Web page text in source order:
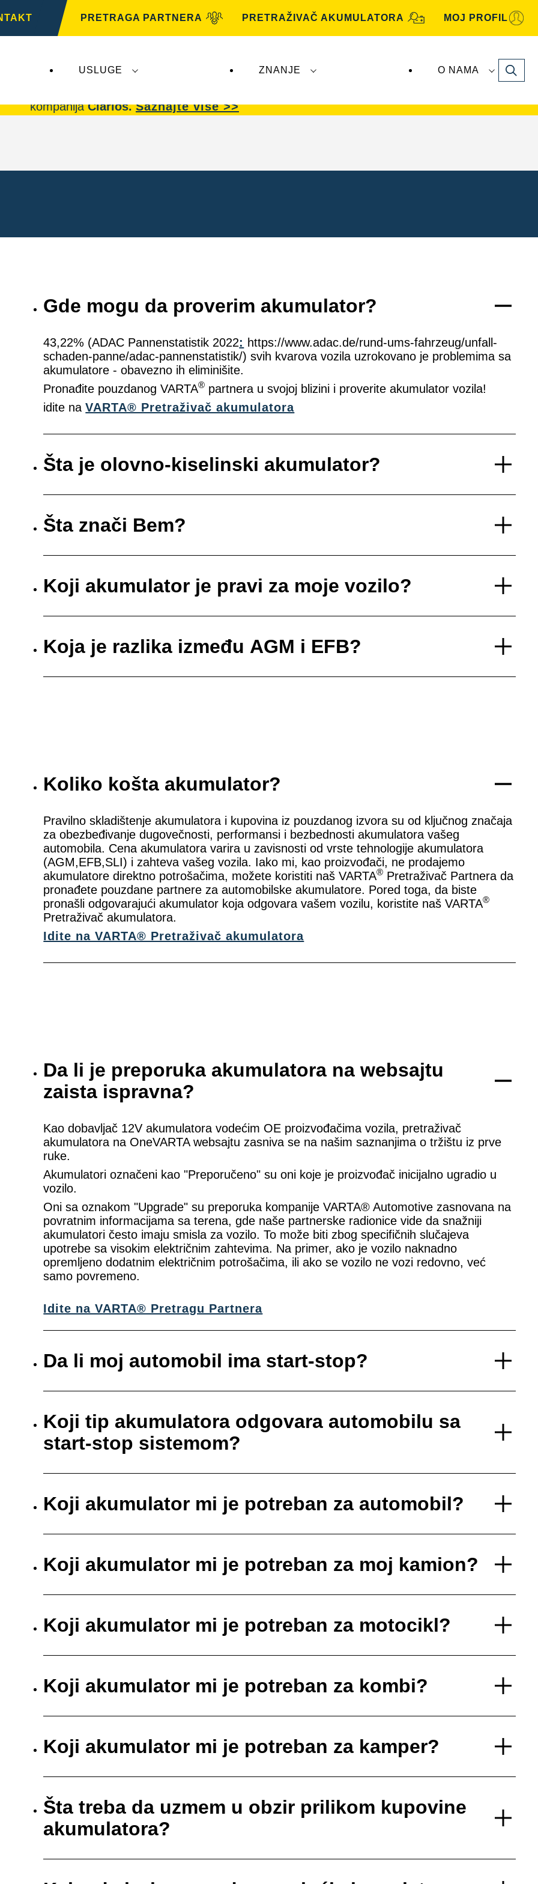
PRETRAGA PARTNERA PRETRAŽIVAČ AKUMULATORA MOJ PROFIL
USLUGE ZNANJE O NAMA Search
kompanijaClarios.Saznajte više >>
Gde mogu da proverim akumulator?
43,22% (ADAC Pannenstatistik 2022: https://www.adac.de/rund-ums-fahrzeug/unfall-
schaden-panne/adac-pannenstatistik/) svih kvarova vozila uzrokovano je problemima sa
akumulatore - obavezno ih eliminišite.
Pronađite pouzdanog VARTA® partnera u svojoj blizini i proverite akumulator vozila!
idite naVARTA® Pretraživač akumulatora
Šta je olovno-kiselinski akumulator?
Šta znači Bem?
Koji akumulator je pravi za moje vozilo?
Koja je razlika između AGM i EFB?
Koliko košta akumulator?
Pravilno skladištenje akumulatora i kupovina iz pouzdanog izvora su od ključnog značaja
za obezbeđivanje dugovečnosti, performansi i bezbednosti akumulatora vašeg
automobila. Cena akumulatora varira u zavisnosti od vrste tehnologije akumulatora
(AGM,EFB,SLI) i zahteva vašeg vozila. Iako mi, kao proizvođači, ne prodajemo
akumulatore direktno potrošačima, možete koristiti naš VARTA® Pretraživač Partnera da
pronađete pouzdane partnere za automobilske akumulatore. Pored toga, da biste
pronašli odgovarajući akumulator koja odgovara vašem vozilu, koristite naš VARTA®
Pretraživač akumulatora.
Idite na VARTA® Pretraživač akumulatora
Da li je preporuka akumulatora na websajtu
zaista ispravna?
Kao dobavljač 12V akumulatora vodećim OE proizvođačima vozila, pretraživač
akumulatora na OneVARTA websajtu zasniva se na našim saznanjima o tržištu iz prve
ruke.
Akumulatori označeni kao "Preporučeno" su oni koje je proizvođač inicijalno ugradio u
vozilo.
Oni sa oznakom "Upgrade" su preporuka kompanije VARTA® Automotive zasnovana na
povratnim informacijama sa terena, gde naše partnerske radionice vide da snažniji
akumulatori često imaju smisla za vozilo. To može biti zbog specifičnih slučajeva
upotrebe sa visokim električnim zahtevima. Na primer, ako je vozilo naknadno
opremljeno dodatnim električnim potrošačima, ili ako se vozilo ne vozi redovno, već
samo povremeno.
Idite na VARTA® Pretragu Partnera
Da li moj automobil ima start-stop?
Koji tip akumulatora odgovara automobilu sa
start-stop sistemom?
Koji akumulator mi je potreban za automobil?
Koji akumulator mi je potreban za moj kamion?
Koji akumulator mi je potreban za motocikl?
Koji akumulator mi je potreban za kombi?
Koji akumulator mi je potreban za kamper?
Šta treba da uzmem u obzir prilikom kupovine
akumulatora?